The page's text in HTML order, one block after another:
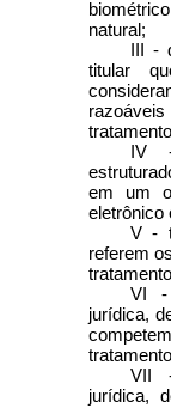
natural;
III -
titular
IV
em um
eletrônico
V -
referem
VI -
jurídica,
VII
jurídica,